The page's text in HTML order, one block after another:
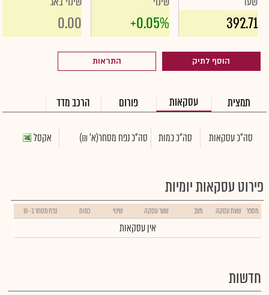
392.71
+0.05%
0.00
הוסף לתיק התראות
תמצית עסקאות פורום הרכב מדד
סה"כ עסקאות סה"כ כמות סה"כ נפח מסחר(א' ₪) אקסל
פירוט עסקאות יומיות
מספר שעת עסקה מצב שער עסקה שינוי כמות נפח מסחר ב- ₪
אין עסקאות
חדשות